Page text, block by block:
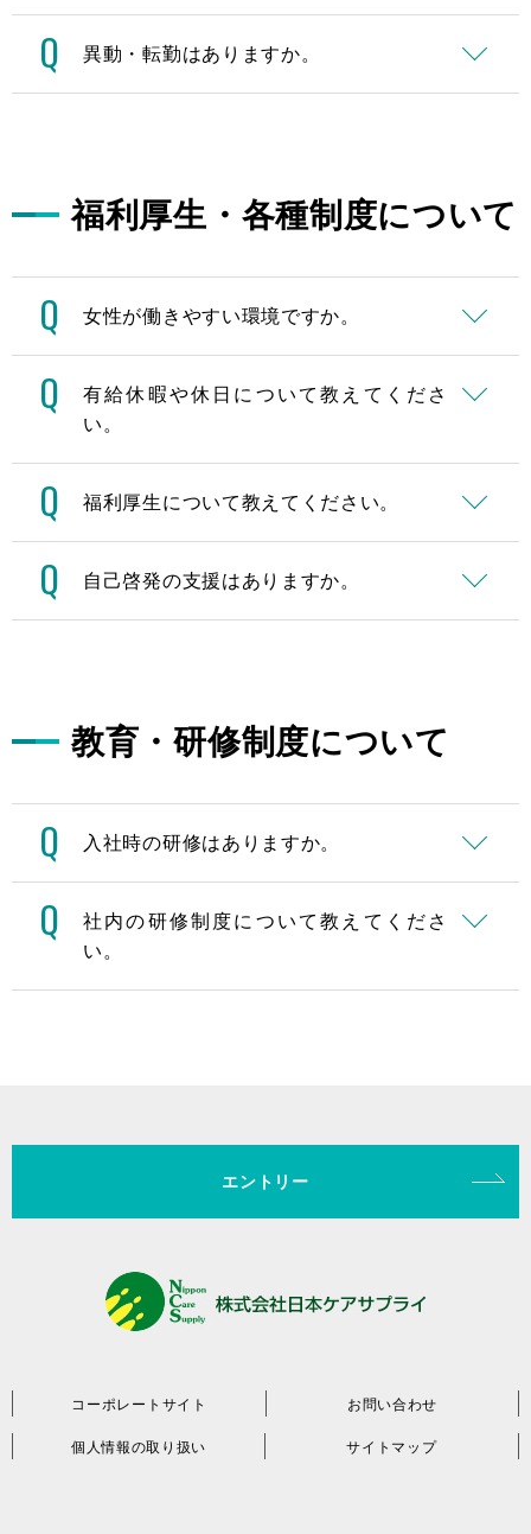
Q 異動・転勤はありますか。
福利厚生・各種制度について
Q 女性が働きやすい環境ですか。
Q
有給休暇や休日について教えてくださ
い。
Q 福利厚生について教えてください。
Q 自己啓発の支援はありますか。
教育・研修制度について
Q 入社時の研修はありますか。
Q
社内の研修制度について教えてくださ
い。
エントリー
コーポレートサイト お問い合わせ
個人情報の取り扱い サイトマップ